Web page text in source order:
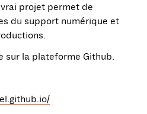
projet permet de
du support numérique et
sur la plateforme Github.